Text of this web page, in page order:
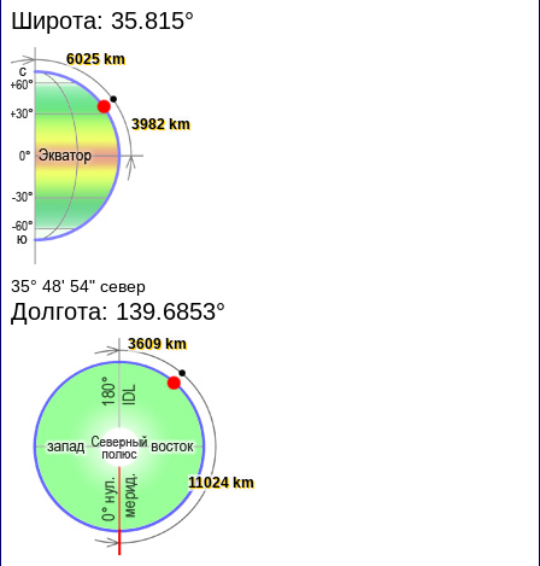
Широта: 35.815°
6025 km
3982 km
35° 48' 54" север
Долгота: 139.6853°
11024 km
3609 km